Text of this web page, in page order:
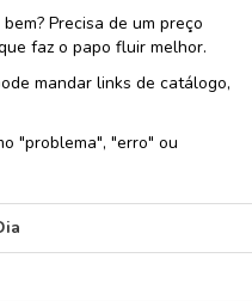
Precisa de um preço
faz o papo fluir melhor.
mandar links de catálogo,
"problema", "erro" ou